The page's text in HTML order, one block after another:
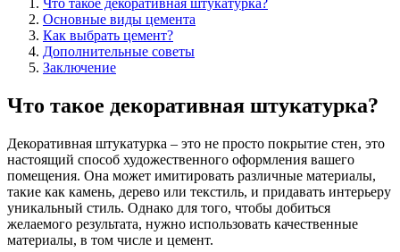
Основные виды цемента
Как выбрать цемент?
Дополнительные советы
Заключение
Что такое декоративная штукатурка?
Декоративная штукатурка – это не просто покрытие стен, это
настоящий способ художественного оформления вашего
помещения. Она может имитировать различные материалы,
такие как камень, дерево или текстиль, и придавать интерьеру
уникальный стиль. Однако для того, чтобы добиться
желаемого результата, нужно использовать качественные
материалы, в том числе и цемент.